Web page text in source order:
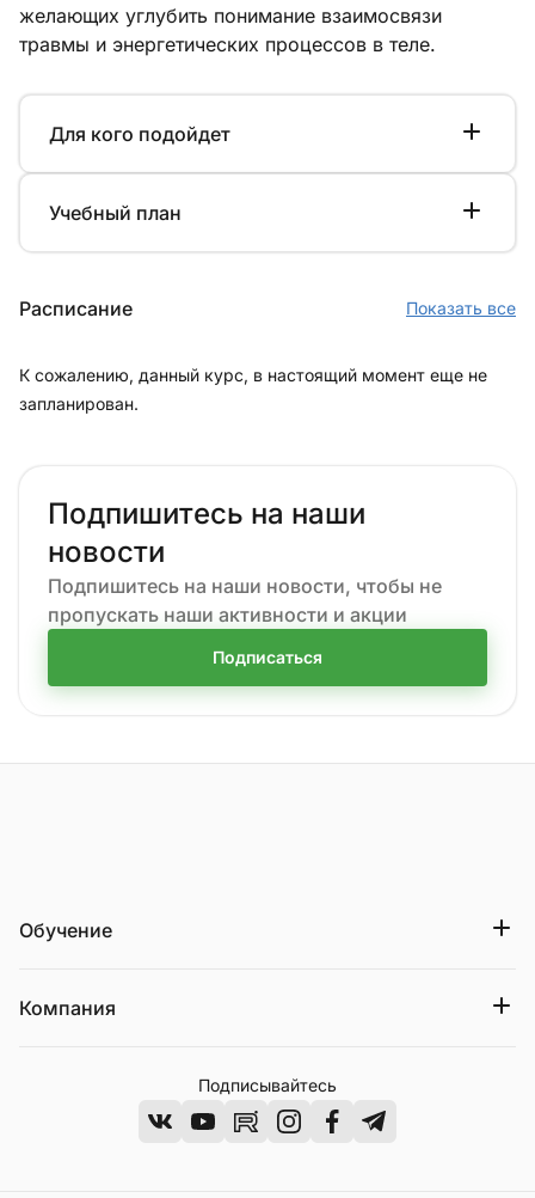
желающих углубить понимание взаимосвязи
травмы и энергетических процессов в теле.
Для кого подойдет
Учебный план
Расписание Показать все
К сожалению, данный курс, в настоящий момент еще не
запланирован.
Подпишитесь на наши
новости
Подпишитесь на наши новости, чтобы не
пропускать наши активности и акции
Подписаться
Обучение
Компания
Подписывайтесь
ВКонтактеYoutubeRutubeInstagramFacebookTelegram